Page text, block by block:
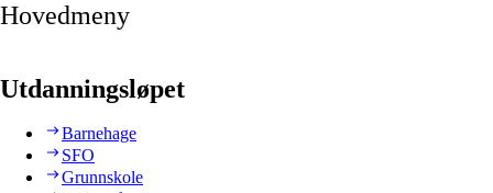
Hovedmeny
Utdanningsløpet
Barnehage
SFO
Grunnskole